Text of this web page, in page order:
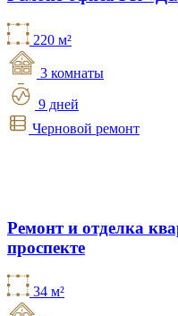
220 м²
3 комнаты
9 дней
Черновой ремонт
Ремонт и отделка
проспекте
34 м²